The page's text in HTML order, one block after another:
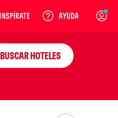
Login
BUSCAR HOTELES